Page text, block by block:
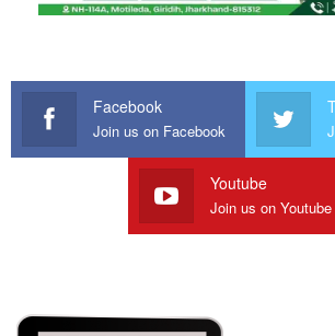
Facebook
Join us on Facebook
Youtube
Join us on Youtube